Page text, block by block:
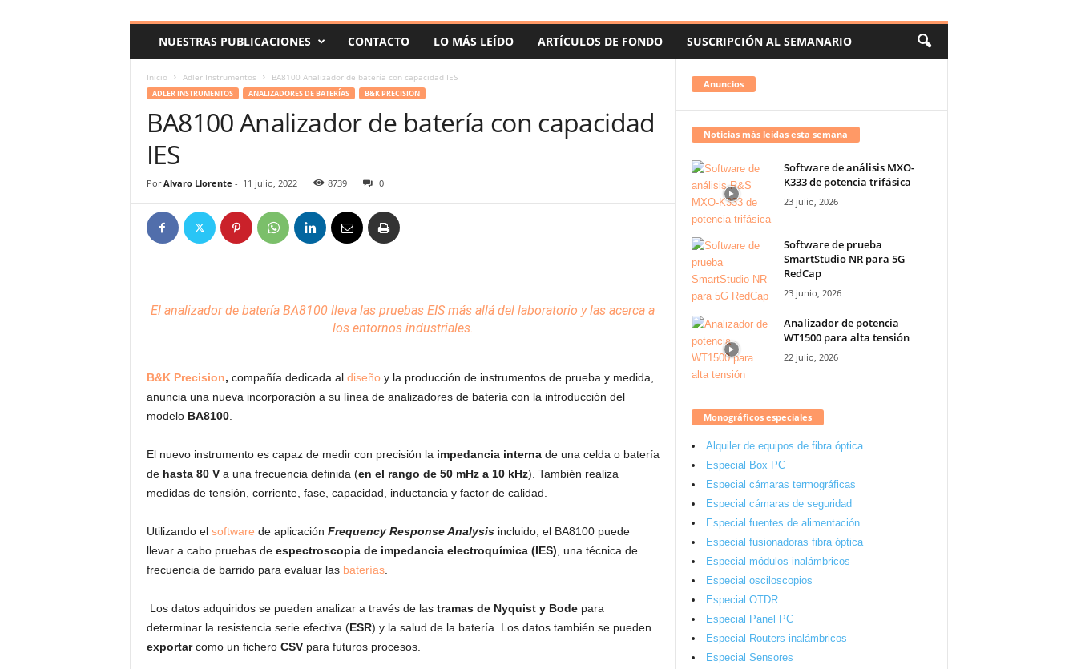
o
NUESTRAS PUBLICACIONES CONTACTO LO MÁS LEÍDO ARTÍCULOS DE FONDO SUSCRIPCIÓN AL SEMANARIO
Inicio Adler Instrumentos BA8100 Analizador de batería con capacidad IES
ADLER INSTRUMENTOS ANALIZADORES DE BATERÍAS B&K PRECISION
BA8100 Analizador de batería con capacidad
IES
Por Alvaro Llorente - 11 julio, 2022 8739 0
El analizador de batería BA8100 lleva las pruebas EIS más allá del laboratorio y las acerca a
los entornos industriales.
B&K Precision, compañía dedicada al diseñoy la producción de instrumentos de prueba y medida,
anuncia una nueva incorporación a su línea de analizadores de batería con la introducción del
modelo BA8100.
El nuevo instrumento es capaz de medir con precisión la impedancia internade una celda o batería
de hasta 80 Va una frecuencia definida (en el rango de 50 mHz a 10 kHz). También realiza
medidas de tensión, corriente, fase, capacidad, inductancia y factor de calidad.
Utilizando el software de aplicación Frequency Response Analysisincluido, el BA8100 puede
llevar a cabo pruebas de espectroscopia de impedancia electroquímica (IES) , una técnica de
frecuencia de barrido para evaluar las baterías.
Los datos adquiridos se pueden analizar a través de las tramas de Nyquist y Bodepara
determinar la resistencia serie efectiva (ESR) y la salud de la batería. Los datos también se pueden
exportarcomo un fichero CSVpara futuros procesos.
Anuncios
Noticias más leídas esta semana
Software de análisis MXO-
K333 de potencia trifásica
23 julio, 2026
Software de prueba
SmartStudio NR para 5G
RedCap
23 junio, 2026
Analizador de potencia
WT1500 para alta tensión
22 julio, 2026
Monográficos especiales
Alquiler de equipos de fibra óptica
Especial Box PC
Especial cámaras termográficas
Especial cámaras de seguridad
Especial fuentes de alimentación
Especial fusionadoras fibra óptica
Especial módulos inalámbricos
Especial osciloscopios
Especial OTDR
Especial Panel PC
Especial Routers inalámbricos
Especial Sensores